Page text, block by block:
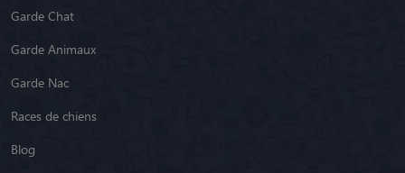
Garde Chat
Garde Animaux
Garde Nac
Races de chiens
Blog